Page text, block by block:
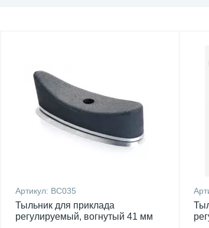
Артикул: BC035
Тыльник для приклада
регулируемый, вогнутый 41 мм